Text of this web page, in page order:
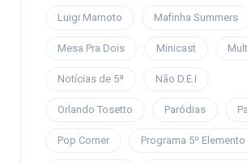
Luigi Marnoto Mafinha Summers
Mesa Pra Dois Minicast
Notícias de 5ª Não D.E.I
Orlando Tosetto Paródias
Pop Corner Programa 5º Elemento